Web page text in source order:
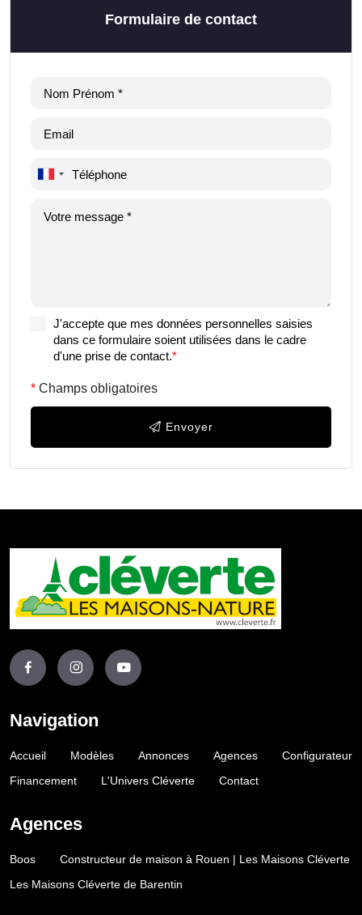
Formulaire de contact
J'accepte que mes données personnelles saisies
dans ce formulaire soient utilisées dans le cadre
d'une prise de contact.*
Champs obligatoires
Envoyer
Navigation
Accueil Modèles Annonces Agences
Configurateur
Financement
L'Univers Cléverte Contact
Agences
Boos
Constructeur de maison à Rouen | Les Maisons Cléverte
Les Maisons Cléverte de Barentin